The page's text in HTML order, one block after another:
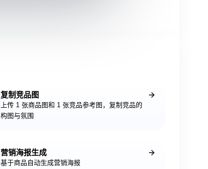
复制竞品图
上传 1 张商品图和 1 张竞品参考图，复制竞品的
构图与氛围
营销海报生成
基于商品自动生成营销海报